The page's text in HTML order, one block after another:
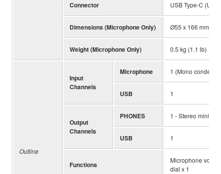
Connector USB Type-C
Dimensions (Microphone Only) Ø55 x 166 mm
Weight (Microphone Only) 0.5 kg (1.1 lb)
Outline
Input
Channels
Microphone 1 (Mono
USB 1
Output
Channels
PHONES 1 - Stereo mini
USB 1
Functions
Microphone
dial x 1